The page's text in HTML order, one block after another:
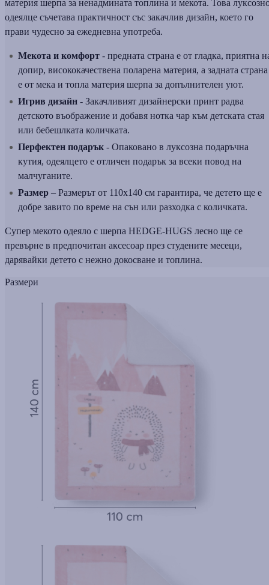
материя шерпа за ненадмината топлина и мекота. Това
одеялце съчетава практичност със закачлив дизайн, което го
прави чудесно за ежедневна употреба.
Мекота и комфорт - предната страна е от гладка, приятна
допир, висококачествена поларена материя, а задната страна
е от мека и топла материя шерпа за допълнителен уют.
Игрив дизайн - Закачливият дизайнерски принт радва
детското въображение и добавя нотка чар към детската стая
или бебешлката количката.
Перфектен подарък - Опаковано в луксозна подаръчна
кутия, одеялцето е отличен подарък за всеки повод на
малчуганите.
Размер – Размерът от 110x140 см гарантира, че детето ще е
добре завито по време на сън или разходка с количката.
Супер мекото одеяло с шерпа HEDGE-HUGS лесно ще се
превърне в предпочитан аксесоар през студените месеци,
дарявайки детето с нежно докосване и топлина.
Размери